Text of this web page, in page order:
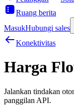
Ruang berita
MasukHubungi sales
Konektivitas
Harga
Jalankan tindakan
panggilan API.